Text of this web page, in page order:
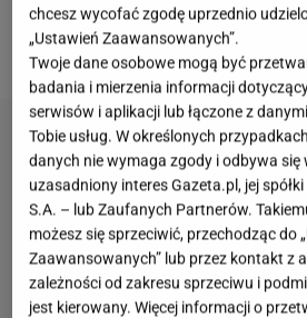
miejsce na ziemi. Najnowszy
się jednak temu przeczyć.
chcesz wycofać zgodę uprzednio
„Ustawień Zaawansowanych”.
Twoje dane osobowe mogą być
badania i mierzenia informacji
serwisów i aplikacji lub łączone z
Tobie usług. W określonych
danych nie wymaga zgody i odbywa się
uzasadniony interes Gazeta.pl, jej
S.A. – lub Zaufanych Partnerów.
możesz się sprzeciwić, przechodząc do
Zaawansowanych” lub przez kontakt z
zależności od zakresu sprzeciwu i
jest kierowany. Więcej informacji o